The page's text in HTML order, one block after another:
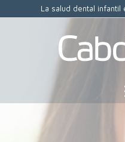
La salud dental infantil